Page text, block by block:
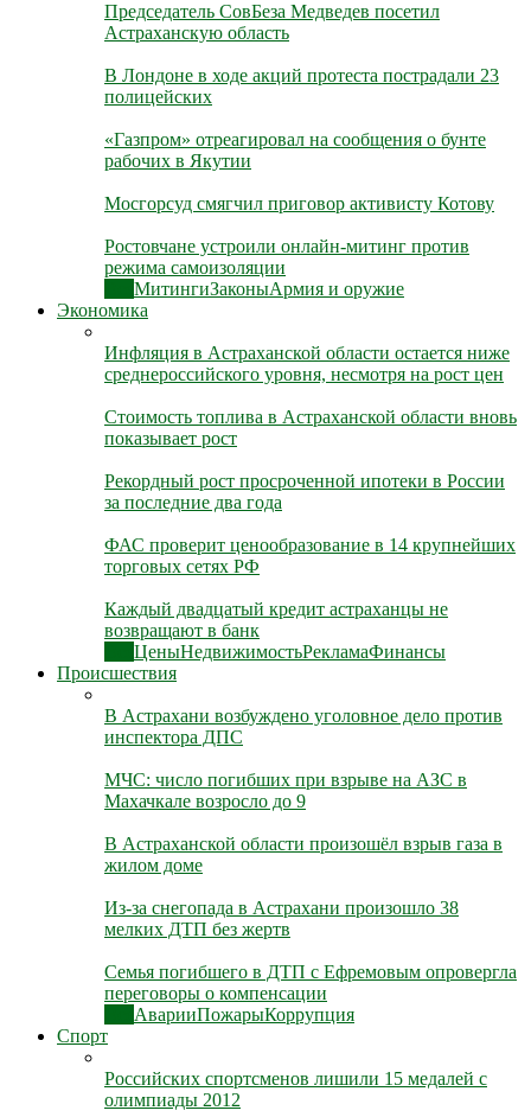
Председатель СовБеза Медведев посетил
Астраханскую область
В Лондоне в ходе акций протеста пострадали 23
полицейских
«Газпром» отреагировал на сообщения о бунте
рабочих в Якутии
Мосгорсуд смягчил приговор активисту Котову
Ростовчане устроили онлайн-митинг против
режима самоизоляции
МитингиЗаконыАрмия и оружие
Экономика
Инфляция в Астраханской области остается ниже
среднероссийского уровня, несмотря на рост цен
Стоимость топлива в Астраханской области вновь
показывает рост
Рекордный рост просроченной ипотеки в России
за последние два года
ФАС проверит ценообразование в 14 крупнейших
торговых сетях РФ
Каждый двадцатый кредит астраханцы не
возвращают в банк
ЦеныНедвижимостьРекламаФинансы
Происшествия
В Астрахани возбуждено уголовное дело против
инспектора ДПС
МЧС: число погибших при взрыве на АЗС в
Махачкале возросло до 9
В Астраханской области произошёл взрыв газа в
жилом доме
Из-за снегопада в Астрахани произошло 38
мелких ДТП без жертв
Семья погибшего в ДТП с Ефремовым опровергла
переговоры о компенсации
АварииПожарыКоррупция
Спорт
Российских спортсменов лишили 15 медалей с
олимпиады 2012